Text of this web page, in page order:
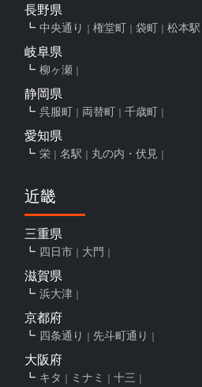
長野県
中央通り 権堂町 袋町 松本駅
岐阜県
柳ヶ瀬
静岡県
呉服町 両替町 千歳町
愛知県
栄 名駅 丸の内・伏見
近畿
三重県
四日市 大門
滋賀県
浜大津
京都府
四条通り 先斗町通り
大阪府
キタ ミナミ 十三